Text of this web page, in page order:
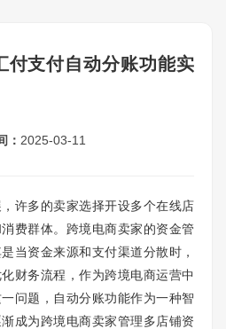
付支付自动分账功能实
： 2025-03-11
多的卖家选择开设多个在线店
费群体。跨境电商卖家的资金管
当资金来源和支付渠道分散时，
财务流程，作为跨境电商运营中
问题，自动分账功能作为一种智
成为跨境电商卖家管理多店铺资